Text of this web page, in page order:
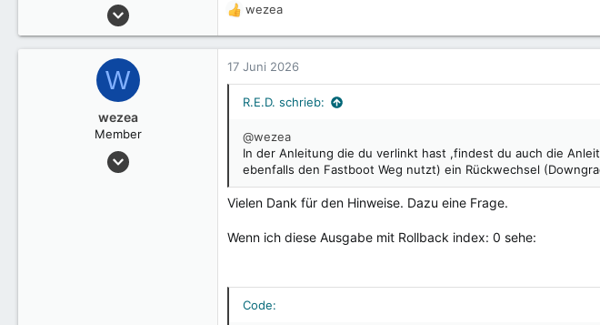
n
:
3 Dezember 2025
49
R
e
a
k
t
wezea
W
wezea
Member
4 Januar 2019
17 Juni 2026
R.E.D. schrieb:
@wezea
In der Anleitung die du verlinkt hast ,findest du auch die
ebenfalls den Fastboot Weg nutzt) ein Rückwechsel
Vielen Dank für den Hinweise. Dazu eine Frage.
Wenn ich diese Ausgabe mit Rollback index: 0 sehe:
Code: